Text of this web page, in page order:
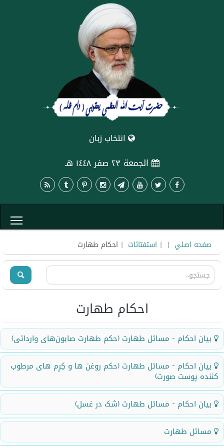
انتخاب زبان
الجمعة ٢٣ صفر ١٤٤٨ هـ
صفحه اصلي |
| استفتائات | احکام طهارت
احکام طهارت
بیان احکام - مسائل طهارت (حکم طهارت صابون‌های وارداتی)
سوال را به اشتراک بگذارید
بیان احکام
مسائل طهارت
(حکم طهارت صابون‌های وارداتی)
سؤال:
بیان احکام - مسائل طهارت (حکم روغن ها و کِرِم های مرطوب
کننده پوست صورت)
سوال را به اشتراک بگذارید
بیان احکام
فتاوای مرجع عالیقدر حضرت آیت‌الله
بیان احکام - مسائل طهارت (شک در غسل)
سوال را به اشتراک بگذارید
مسائل طهارت